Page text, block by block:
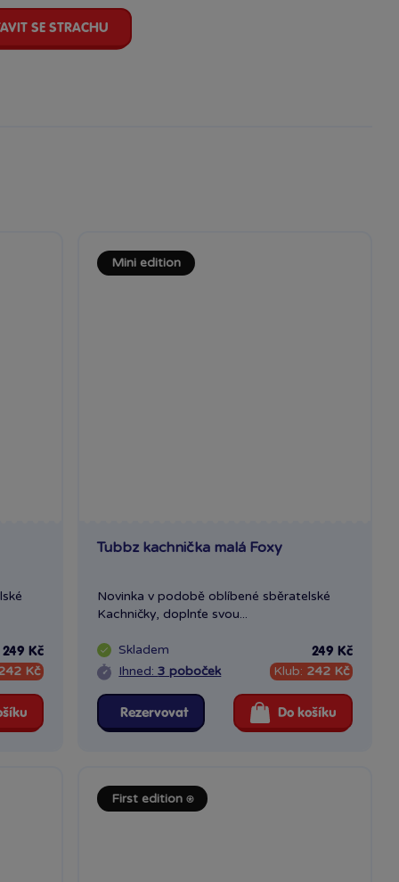
SE STRACHU
249 Kč
Kč
Mini edition
Tubbz kachnička malá Foxy
Novinka v podobě oblíbené sběratelské
Kachničky, doplnťe svou...
Skladem
Ihned:3 poboček
249 Kč
Klub: 242 Kč
Rezervovat Do košíku
First edition ⍟